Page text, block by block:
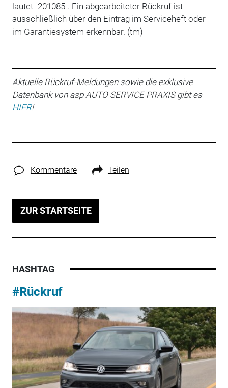
lautet "201085". Ein abgearbeiteter Rückruf ist
ausschließlich über den Eintrag im Serviceheft oder
im Garantiesystem erkennbar. (tm)
Aktuelle Rückruf-Meldungen sowie die exklusive
Datenbank von asp AUTO SERVICE PRAXIS gibt es
HIER!
Kommentare Teilen
ZUR STARTSEITE
HASHTAG
#Rückruf